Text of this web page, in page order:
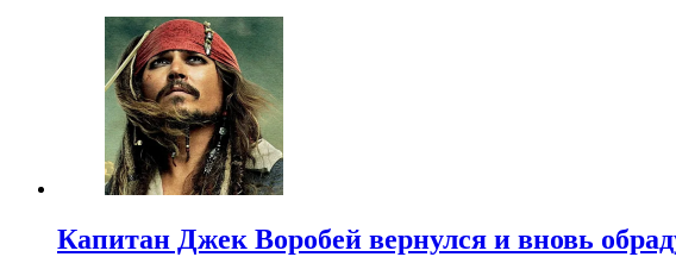
Капитан Джек Воробей вернулся и вновь